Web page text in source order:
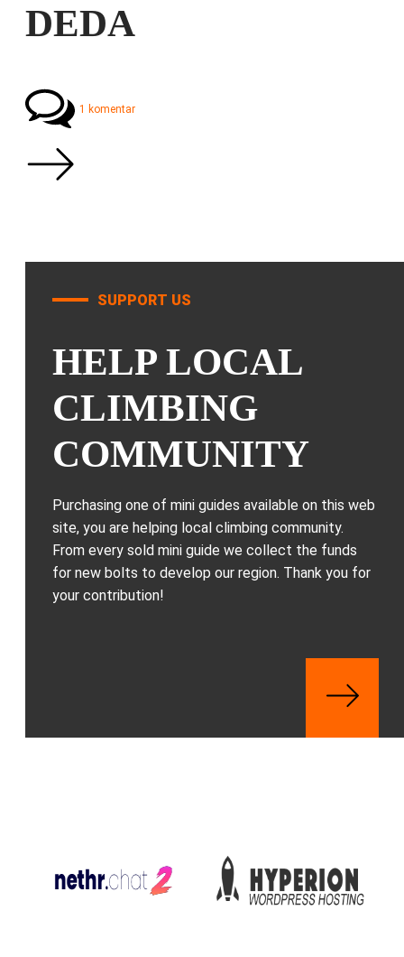
DEDA
1 komentar
SUPPORT US
HELP LOCAL
CLIMBING
COMMUNITY
Purchasing one of mini guides available on this web
site, you are helping local climbing community.
From every sold mini guide we collect the funds
for new bolts to develop our region. Thank you for
your contribution!